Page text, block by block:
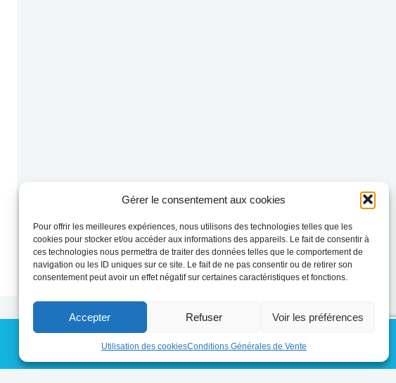
Gérer le consentement aux cookies
Pour offrir les meilleures expériences, nous utilisons des technologies telles que les
cookies pour stocker et/ou accéder aux informations des appareils. Le fait de consentir à
ces technologies nous permettra de traiter des données telles que le comportement de
navigation ou les ID uniques sur ce site. Le fait de ne pas consentir ou de retirer son
consentement peut avoir un effet négatif sur certaines caractéristiques et fonctions.
Accepter Refuser Voir les préférences
Utilisation des cookiesConditions Générales de Vente
Mentions légales Règlement intérieur